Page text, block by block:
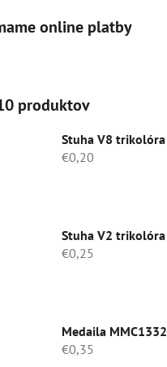
online platby
produktov
Stuha V8 trikolóra
€0,20
Stuha V2 trikolóra
€0,25
Medaila MMC1332
€0,35